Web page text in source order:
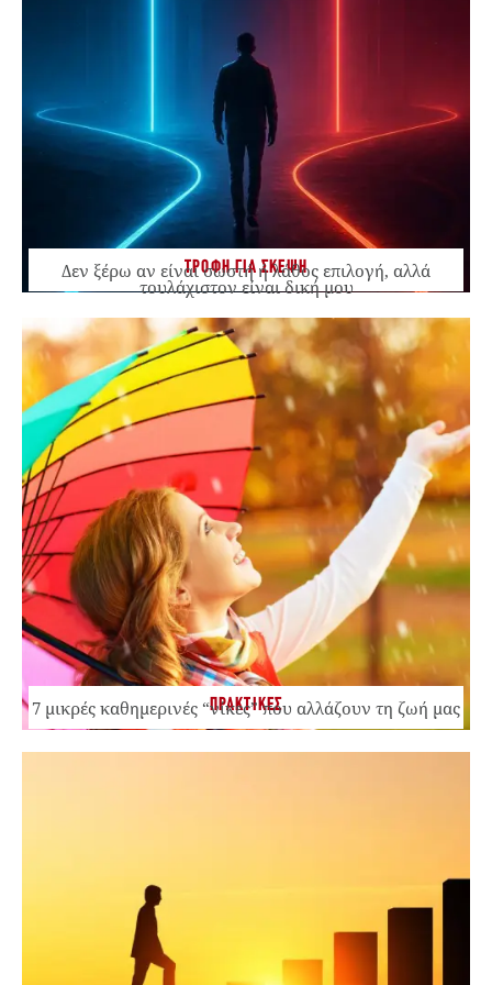
ΤΡΟΦΗ ΓΙΑ ΣΚΕΨΗ
Δεν ξέρω αν είναι σωστή ή λάθος επιλογή, αλλά
τουλάχιστον είναι δική μου
ΠΡΑΚΤΙΚΕΣ
7 μικρές καθημερινές “νίκες” που αλλάζουν τη ζωή μας